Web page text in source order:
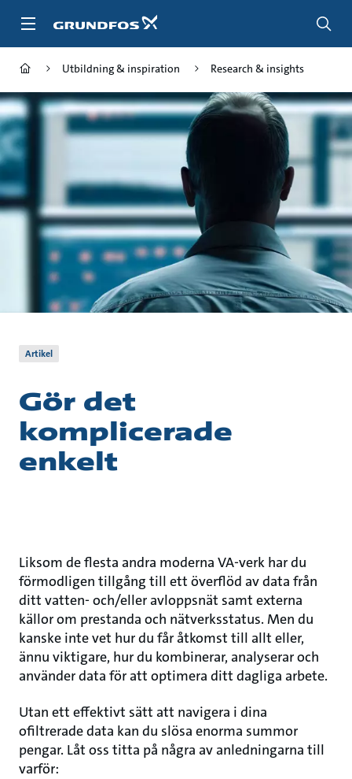
Utbildning & inspiration Research & insights
Artikel
Gör det
komplicerade
enkelt
Liksom de flesta andra moderna VA-verk har du
förmodligen tillgång till ett överflöd av data från
ditt vatten- och/eller avloppsnät samt externa
källor om prestanda och nätverksstatus. Men du
kanske inte vet hur du får åtkomst till allt eller,
ännu viktigare, hur du kombinerar, analyserar och
använder data för att optimera ditt dagliga arbete.
Utan ett effektivt sätt att navigera i dina
ofiltrerade data kan du slösa enorma summor
pengar. Låt oss titta på några av anledningarna till
varför: